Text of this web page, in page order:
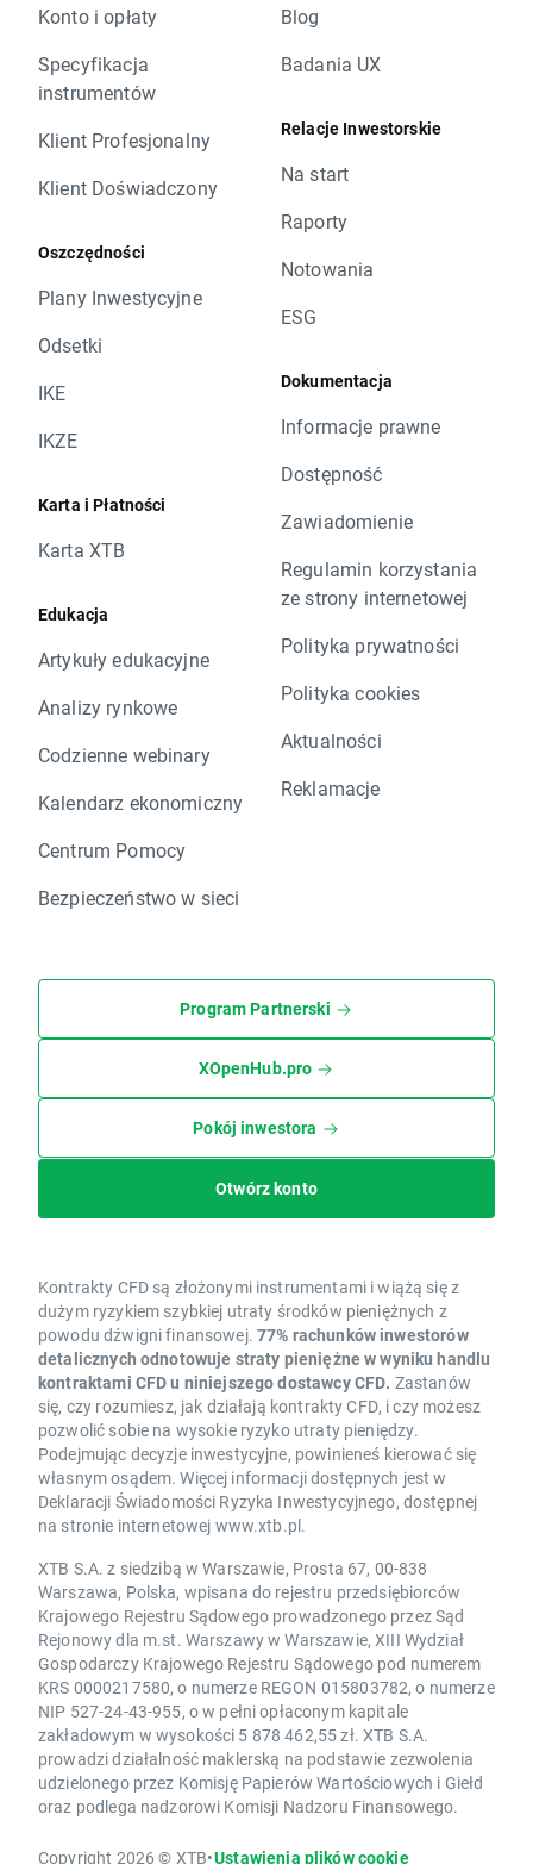
Konto i opłaty
Specyfikacja
instrumentów
Klient Profesjonalny
Klient Doświadczony
Oszczędności
Plany Inwestycyjne
Odsetki
IKE
IKZE
Karta i Płatności
Karta XTB
Edukacja
Artykuły edukacyjne
Analizy rynkowe
Codzienne webinary
Kalendarz ekonomiczny
Centrum Pomocy
Bezpieczeństwo w sieci
Blog
Badania UX
Relacje Inwestorskie
Na start
Raporty
Notowania
ESG
Dokumentacja
Informacje prawne
Dostępność
Zawiadomienie
Regulamin korzystania
ze strony internetowej
Polityka prywatności
Polityka cookies
Aktualności
Reklamacje
Program Partnerski
XOpenHub.pro
Pokój inwestora
Otwórz konto
Kontrakty CFD są złożonymi instrumentami i wiążą się z
dużym ryzykiem szybkiej utraty środków pieniężnych z
powodu dźwigni finansowej. 77% rachunków inwestorów
detalicznych odnotowuje straty pieniężne w wyniku handlu
kontraktami CFD u niniejszego dostawcy CFD. Zastanów
się, czy rozumiesz, jak działają kontrakty CFD, i czy możesz
pozwolić sobie na wysokie ryzyko utraty pieniędzy.
Podejmując decyzje inwestycyjne, powinieneś kierować się
własnym osądem. Więcej informacji dostępnych jest w
Deklaracji Świadomości Ryzyka Inwestycyjnego, dostępnej
na stronie internetowej www.xtb.pl.
XTB S.A. z siedzibą w Warszawie, Prosta 67, 00-838
Warszawa, Polska, wpisana do rejestru przedsiębiorców
Krajowego Rejestru Sądowego prowadzonego przez Sąd
Rejonowy dla m.st. Warszawy w Warszawie, XIII Wydział
Gospodarczy Krajowego Rejestru Sądowego pod numerem
KRS 0000217580, o numerze REGON 015803782, o numerze
NIP 527-24-43-955, o w pełni opłaconym kapitale
zakładowym w wysokości 5 878 462,55 zł. XTB S.A.
prowadzi działalność maklerską na podstawie zezwolenia
udzielonego przez Komisję Papierów Wartościowych i Giełd
oraz podlega nadzorowi Komisji Nadzoru Finansowego.
Copyright 2026 © XTB•Ustawienia plików cookie